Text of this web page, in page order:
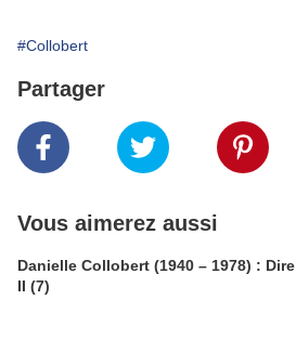
#Collobert
Partager
Vous aimerez aussi
Danielle Collobert (1940 – 1978) : Dire
II (7)